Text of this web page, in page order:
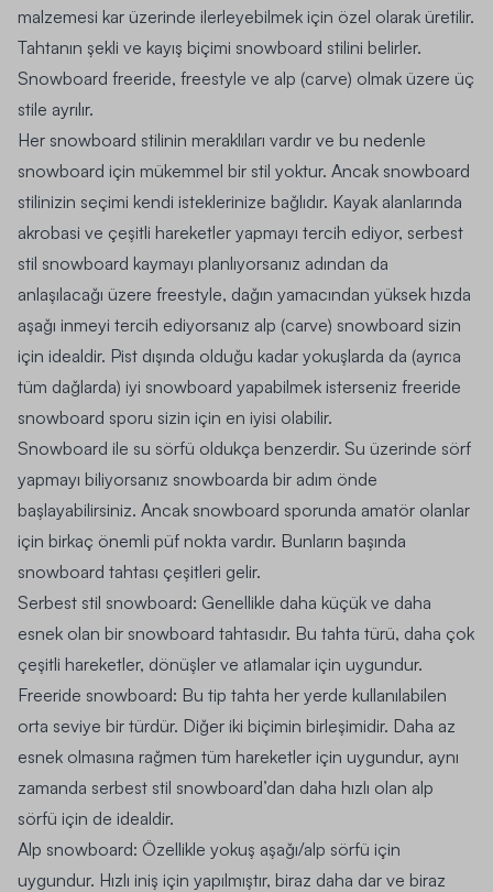
malzemesi kar üzerinde ilerleyebilmek için özel olarak üretilir.
Tahtanın şekli ve kayış biçimi snowboard stilini belirler.
Snowboard freeride, freestyle ve alp (carve) olmak üzere üç
stile ayrılır.
Her snowboard stilinin meraklıları vardır ve bu nedenle
snowboard için mükemmel bir stil yoktur. Ancak snowboard
stilinizin seçimi kendi isteklerinize bağlıdır. Kayak alanlarında
akrobasi ve çeşitli hareketler yapmayı tercih ediyor, serbest
stil snowboard kaymayı planlıyorsanız adından da
anlaşılacağı üzere freestyle, dağın yamacından yüksek hızda
aşağı inmeyi tercih ediyorsanız alp (carve) snowboard sizin
için idealdir. Pist dışında olduğu kadar yokuşlarda da (ayrıca
tüm dağlarda) iyi snowboard yapabilmek isterseniz freeride
snowboard sporu sizin için en iyisi olabilir.
Snowboard ile su sörfü oldukça benzerdir. Su üzerinde sörf
yapmayı biliyorsanız snowboarda bir adım önde
başlayabilirsiniz. Ancak snowboard sporunda amatör olanlar
için birkaç önemli püf nokta vardır. Bunların başında
snowboard tahtası çeşitleri gelir.
Serbest stil snowboard: Genellikle daha küçük ve daha
esnek olan bir snowboard tahtasıdır. Bu tahta türü, daha çok
çeşitli hareketler, dönüşler ve atlamalar için uygundur.
Freeride snowboard: Bu tip tahta her yerde kullanılabilen
orta seviye bir türdür. Diğer iki biçimin birleşimidir. Daha az
esnek olmasına rağmen tüm hareketler için uygundur, aynı
zamanda serbest stil snowboard’dan daha hızlı olan alp
sörfü için de idealdir.
Alp snowboard: Özellikle yokuş aşağı/alp sörfü için
uygundur. Hızlı iniş için yapılmıştır, biraz daha dar ve biraz